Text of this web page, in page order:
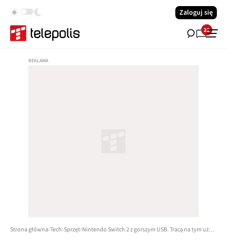
Zaloguj się
22
Strona główna Tech Sprzęt Nintendo Switch 2 z gorszym USB. Tracą na tym użytkownicy